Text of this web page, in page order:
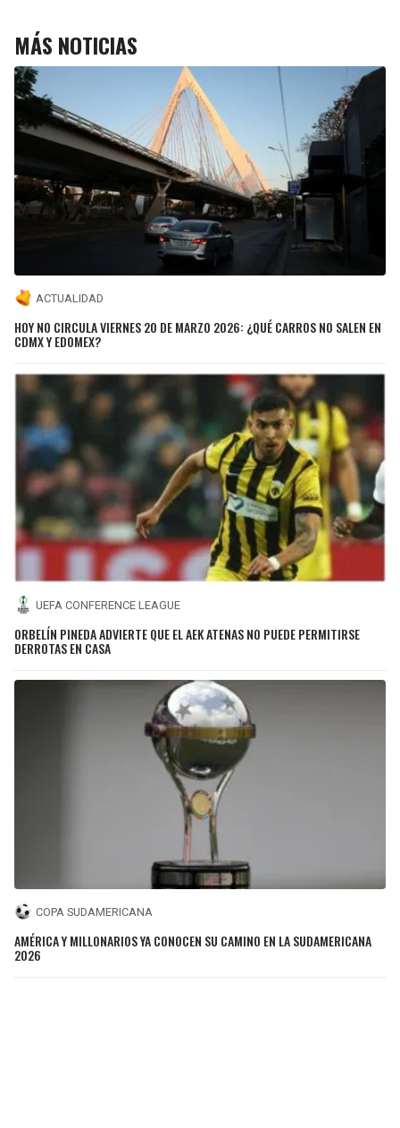
MÁS NOTICIAS
ACTUALIDAD
HOY NO CIRCULA VIERNES 20 DE MARZO 2026: ¿QUÉ CARROS NO SALEN EN
CDMX Y EDOMEX?
UEFA CONFERENCE LEAGUE
ORBELÍN PINEDA ADVIERTE QUE EL AEK ATENAS NO PUEDE PERMITIRSE
DERROTAS EN CASA
COPA SUDAMERICANA
AMÉRICA Y MILLONARIOS YA CONOCEN SU CAMINO EN LA SUDAMERICANA
2026